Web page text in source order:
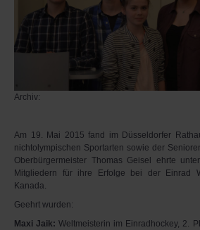
Archiv:
Am 19. Mai 2015 fand im Düsseldorfer
nichtolympischen Sportarten sowie der
Oberbürgermeister Thomas Geisel ehrte
Mitgliedern für ihre Erfolge bei der Einrad
Kanada.
Geehrt wurden:
Maxi Jaik:Weltmeisterin im Einradhockey, 2.